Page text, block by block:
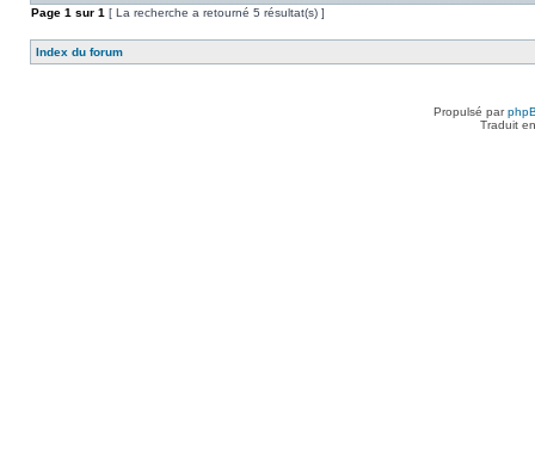
Page 1 sur 1 [ La recherche a retourné 5 résultat(s) ]
Index du forum
Propulsé par
Traduit